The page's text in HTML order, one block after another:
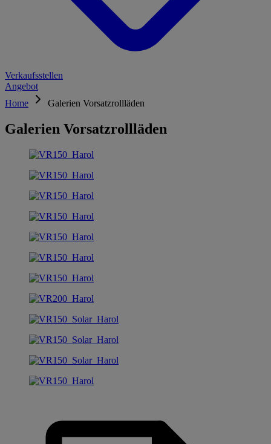
Verkaufsstellen
Angebot
Home
Galerien Vorsatzrollläden
Galerien Vorsatzrollläden